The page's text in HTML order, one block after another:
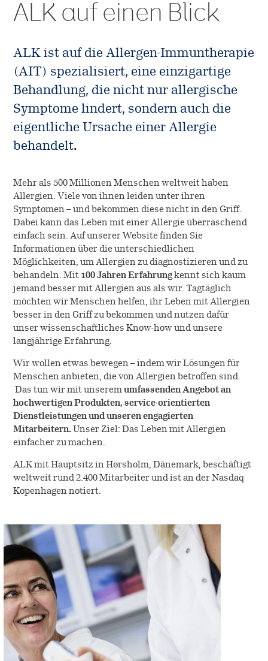
SQ-Standardisierung
Forschung
Entwicklung
Produktion
Arbeiten bei ALK
Freie Stellen
Cultural Beliefs
Unternehmen
ALK Österreich
ALK International
Geschichte
EFPIA
Presse
Kontakt
Online-Bestellungen
ALK auf einen Blick
ALK ist auf die Allergen-Immuntherapie
(AIT) spezialisiert, eine einzigartige
Behandlung, die nicht nur allergische
Symptome lindert, sondern auch die
eigentliche Ursache einer Allergie
behandelt.
Mehr als 500 Millionen Menschen weltweit haben
Allergien. Viele von ihnen leiden unter ihren
Symptomen – und bekommen diese nicht in den Griff.
Dabei kann das Leben mit einer Allergie überraschend
einfach sein. Auf unserer Website finden Sie
Informationen über die unterschiedlichen
Möglichkeiten, um Allergien zu diagnostizieren und zu
behandeln. Mit 100 Jahren Erfahrungkennt sich kaum
jemand besser mit Allergien aus als wir. Tagtäglich
möchten wir Menschen helfen, ihr Leben mit Allergien
besser in den Griff zu bekommen und nutzen dafür
unser wissenschaftliches Know-how und unsere
langjährige Erfahrung.
Wir wollen etwas bewegen – indem wir Lösungen für
Menschen anbieten, die von Allergien betroffen sind.
Das tun wir mit unseremumfassenden Angebot an
hochwertigen Produkten, service-orientierten
Dienstleistungen und unseren engagierten
Mitarbeitern.Unser Ziel: Das Leben mit Allergien
einfacher zu machen.
ALK mit Hauptsitz in Hørsholm, Dänemark, beschäftigt
weltweit rund 2.400 Mitarbeiter und ist an der Nasdaq
Kopenhagen notiert.